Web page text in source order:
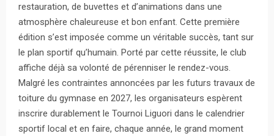
restauration, de buvettes et d’animations dans une
atmosphère chaleureuse et bon enfant. Cette première
édition s’est imposée comme un véritable succès, tant sur
le plan sportif qu’humain. Porté par cette réussite, le club
affiche déjà sa volonté de pérenniser le rendez-vous.
Malgré les contraintes annoncées par les futurs travaux de
toiture du gymnase en 2027, les organisateurs espèrent
inscrire durablement le Tournoi Liguori dans le calendrier
sportif local et en faire, chaque année, le grand moment